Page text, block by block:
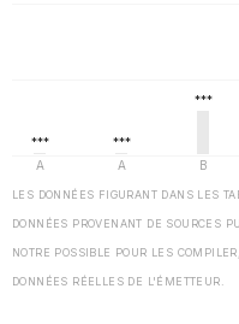
LES DONNÉES FIGURANT DANS LES
DONNÉES PROVENANT DE SOURCES
NOTRE POSSIBLE POUR LES
DONNÉES RÉELLES DE L'ÉMETTEUR.